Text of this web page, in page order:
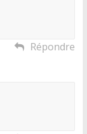
Répondre